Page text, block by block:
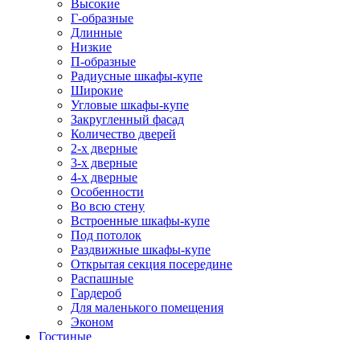
Высокие
Г-образные
Длинные
Низкие
П-образные
Радиусные шкафы-купе
Широкие
Угловые шкафы-купе
Закругленный фасад
Количество дверей
2-х дверные
3-х дверные
4-х дверные
Особенности
Во всю стену
Встроенные шкафы-купе
Под потолок
Раздвижные шкафы-купе
Открытая секция посередине
Распашные
Гардероб
Для маленького помещения
Эконом
Гостиные